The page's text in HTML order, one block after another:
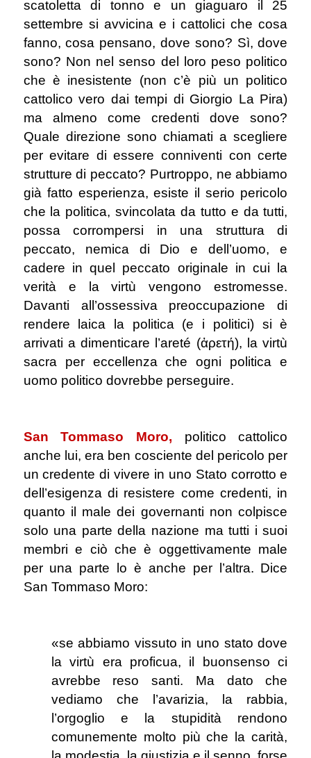
scatoletta di tonno e un giaguaro il 25
settembre si avvicina e i cattolici che cosa
fanno, cosa pensano, dove sono? Sì, dove
sono? Non nel senso del loro peso politico
che è inesistente (non c’è più un politico
cattolico vero dai tempi di Giorgio La Pira)
ma almeno come credenti dove sono?
Quale direzione sono chiamati a scegliere
per evitare di essere conniventi con certe
strutture di peccato? Purtroppo, ne abbiamo
già fatto esperienza, esiste il serio pericolo
che la politica, svincolata da tutto e da tutti,
possa corrompersi in una struttura di
peccato, nemica di Dio e dell’uomo, e
cadere in quel peccato originale in cui la
verità e la virtù vengono estromesse.
Davanti all’ossessiva preoccupazione di
rendere laica la politica (e i politici) si è
arrivati a dimenticare l’areté (ἀρετή), la virtù
sacra per eccellenza che ogni politica e
uomo politico dovrebbe perseguire.
San Tommaso Moro,
politico cattolico
anche lui, era ben cosciente del pericolo per
un credente di vivere in uno Stato corrotto e
dell’esigenza di resistere come credenti, in
quanto il male dei governanti non colpisce
solo una parte della nazione ma tutti i suoi
membri e ciò che è oggettivamente male
per una parte lo è anche per l’altra. Dice
San Tommaso Moro:
«se abbiamo vissuto in uno stato dove
la virtù era proficua, il buonsenso ci
avrebbe reso santi. Ma dato che
vediamo che l’avarizia, la rabbia,
l’orgoglio e la stupidità rendono
comunemente molto più che la carità,